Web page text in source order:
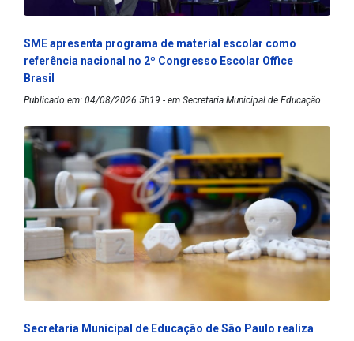
SME apresenta programa de material escolar como
referência nacional no 2º Congresso Escolar Office
Brasil
Publicado em: 04/08/2026 5h19 - em Secretaria Municipal de Educação
Secretaria Municipal de Educação de São Paulo realiza